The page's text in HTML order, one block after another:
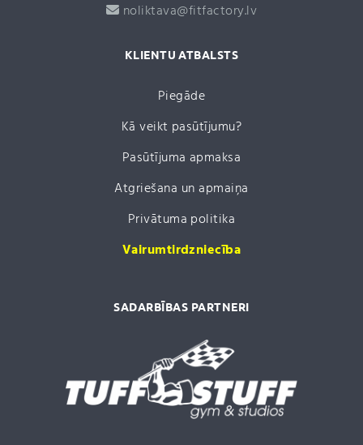
noliktava@fitfactory.lv
KLIENTU ATBALSTS
Piegāde
Kā veikt pasūtījumu?
Pasūtījuma apmaksa
Atgriešana un apmaiņa
Privātuma politika
Vairumtirdzniecība
SADARBĪBAS PARTNERI